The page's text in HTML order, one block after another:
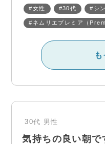
#女性 #30代 #シ
#ネムリエプレミア（
も
30代 男性
気持ちの良い朝で